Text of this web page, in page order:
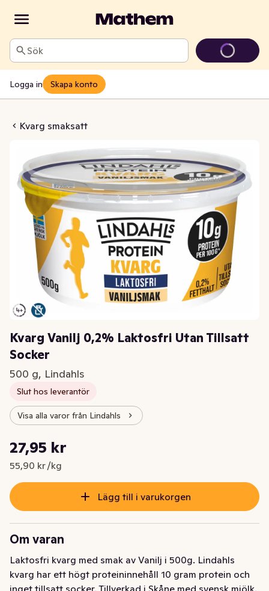
Sök
Logga in Skapa konto
Kvarg smaksatt
Utan Tillsatt Socker
Kvarg Vanilj 0,2% Laktosfri Utan Tillsatt
Socker
500 g, Lindahls
Slut hos leverantör
Visa alla varor från Lindahls
Nuvarande pris är: 27,95 kr
27,95 kr
55,90 kr /kg
Styckpris: 55,90 kr /kg
Lägg till i varukorgen
Om varan
Laktosfri kvarg med smak av Vanilj i 500g. Lindahls
kvarg har ett högt proteininnehåll 10 gram protein och